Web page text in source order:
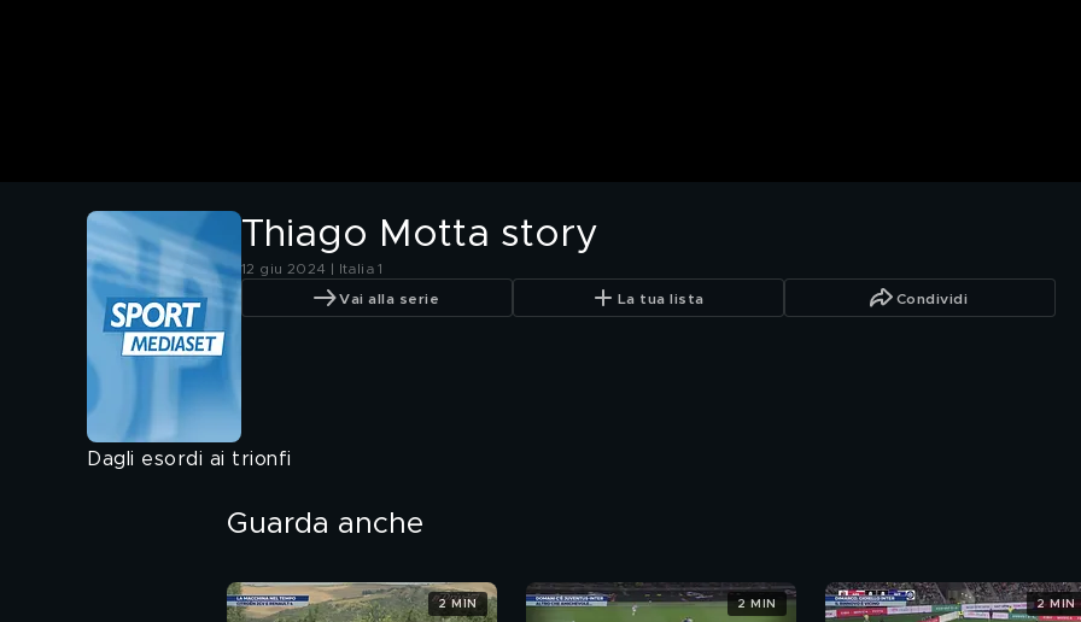
Thiago Motta story
12 giu 2024 | Italia 1
Vai alla serie La tua lista Condividi
Dagli esordi ai trionfi
Guarda anche
2 MIN 2 MIN 2 MIN